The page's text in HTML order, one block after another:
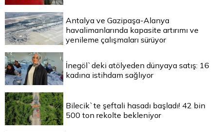
Antalya ve Gazipaşa-Alanya
havalimanlarında kapasite artırımı ve
yenileme çalışmaları sürüyor
İnegöl`deki atölyeden dünyaya satış: 16
kadına istihdam sağlıyor
Bilecik`te şeftali hasadı başladı! 42 bin
500 ton rekolte bekleniyor